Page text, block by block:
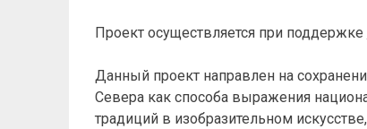
Проект осуществляется при поддержке
Данный проект направлен на
Севера как способа выражения
традиций в изобразительном